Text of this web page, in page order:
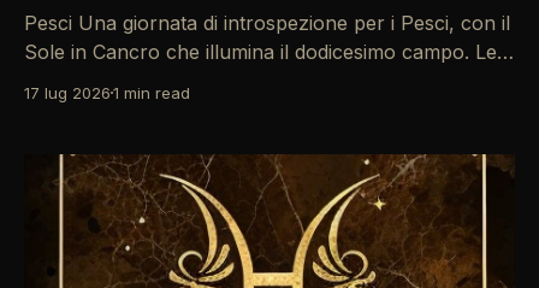
Pesci Una giornata di introspezione per i Pesci, con il
Sole in Cancro che illumina il dodicesimo campo. Le
a causa dell'opposizione con la Luna in Vergine.
sentimenti. Le stelle invitano i Pesci
17 lug 20261 min read